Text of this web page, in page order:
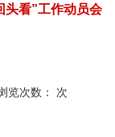
头看”工作动员会
次数： 次